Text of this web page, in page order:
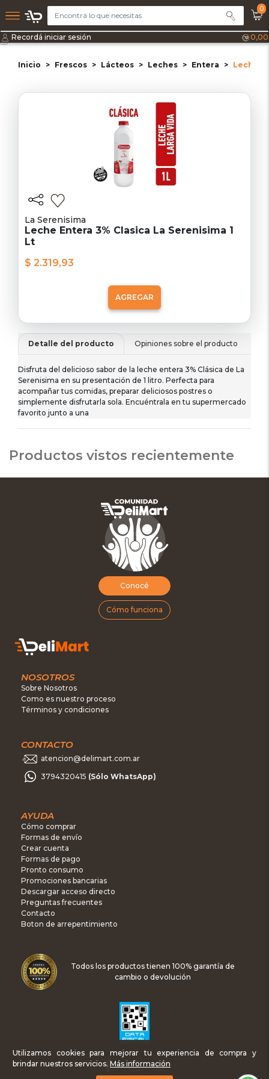
0
Recordá iniciar sesión 0,00
Inicio Frescos Lácteos Leches Entera Leche
La Serenisima
Leche Entera 3% Clasica La Serenisima 1
Lt
$ 2.319,93
AGREGAR
Detalle del producto Opiniones sobre el producto
Disfruta del delicioso sabor de la leche entera 3% Clásica de La
Serenisima en su presentación de 1 litro. Perfecta para
acompañar tus comidas, preparar deliciosos postres o
simplemente disfrutarla sola. Encuéntrala en tu supermercado
favorito junto a una
Productos vistos recientemente
Conocé
Cómo funciona
NOSOTROS
Sobre Nosotros
Como es nuestro proceso
Términos y condiciones
CONTACTO
atencion@delimart.com.ar
3794320415 (Sólo WhatsApp)
AYUDA
Cómo comprar
Formas de envío
Crear cuenta
Formas de pago
Pronto consumo
Promociones bancarias
Descargar acceso directo
Preguntas frecuentes
Contacto
Boton de arrepentimiento
Todos los productos tienen 100% garantía de
cambio o devolución
Utilizamos cookies para mejorar tu experiencia de compra y
brindar nuestros servicios. Más información